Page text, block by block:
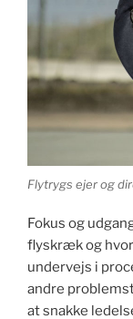
Flytrygs ejer og
Fokus og
flyskræk og
undervejs i
andre
at snakke